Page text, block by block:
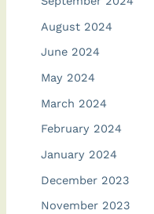
August 2024
June 2024
May 2024
March 2024
February 2024
January 2024
December 2023
November 2023